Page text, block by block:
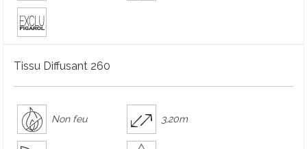
Tissu Diffusant 260
Non feu 3,20m